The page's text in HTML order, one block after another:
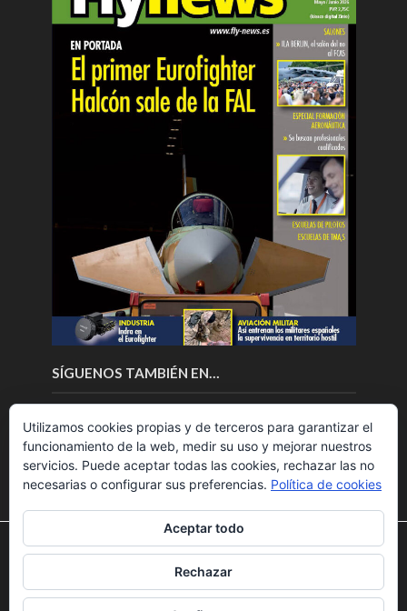
SÍGUENOS TAMBIÉN EN…
Copyright © 2018.Fly News.Noticias aerospacial
UAS aviación comercial
Utilizamos cookies para ofrecerte la mejor experiencia en
nuestra web.
Puedes aprender más sobre qué cookies utilizamos o
desactivarlas en losajustes.
Utilizamos cookies propias y de terceros para garantizar el
funcionamiento de la web, medir su uso y mejorar nuestros
servicios. Puede aceptar todas las cookies, rechazar las no
necesarias o configurar sus preferencias. Política de cookies
Aceptar todo
Rechazar